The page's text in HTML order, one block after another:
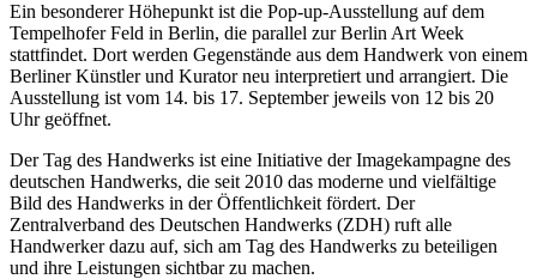
Ein besonderer Höhepunkt ist die Pop-up-Ausstellung auf dem
Tempelhofer Feld in Berlin, die parallel zur Berlin Art Week
stattfindet. Dort werden Gegenstände aus dem Handwerk von einem
Berliner Künstler und Kurator neu interpretiert und arrangiert. Die
Ausstellung ist vom 14. bis 17. September jeweils von 12 bis 20
Uhr geöffnet.
Der Tag des Handwerks ist eine Initiative der Imagekampagne des
deutschen Handwerks, die seit 2010 das moderne und vielfältige
Bild des Handwerks in der Öffentlichkeit fördert. Der
Zentralverband des Deutschen Handwerks (ZDH) ruft alle
Handwerker dazu auf, sich am Tag des Handwerks zu beteiligen
und ihre Leistungen sichtbar zu machen.